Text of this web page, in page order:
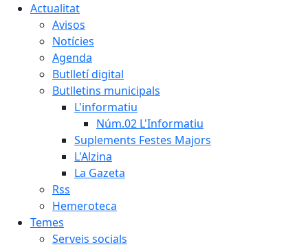
Actualitat
Avisos
Notícies
Agenda
Butlletí digital
Butlletins municipals
L'informatiu
Núm.02 L'Informatiu
Suplements Festes Majors
L'Alzina
La Gazeta
Rss
Hemeroteca
Temes
Serveis socials